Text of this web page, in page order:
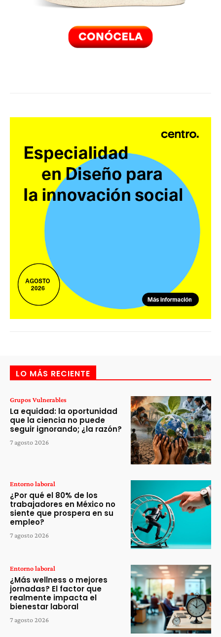
LO MÁS RECIENTE
Grupos Vulnerables
La equidad: la oportunidad
que la ciencia no puede
seguir ignorando; ¿la razón?
7 agosto 2026
Entorno laboral
¿Por qué el 80% de los
trabajadores en México no
siente que prospera en su
empleo?
7 agosto 2026
Entorno laboral
¿Más wellness o mejores
jornadas? El factor que
realmente impacta el
bienestar laboral
7 agosto 2026